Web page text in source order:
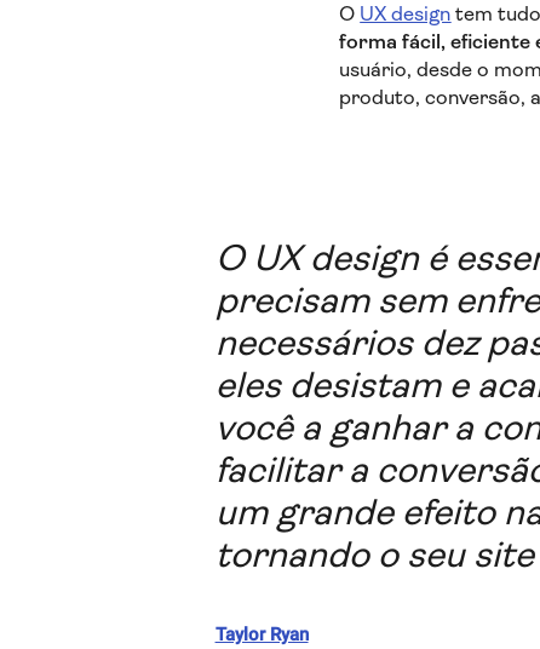
O UX design tem
forma fácil, eficiente
usuário, desde o
produto, conversão,
O UX design é
precisam sem
necessários dez
eles desistam e
você a ganhar a
facilitar a
um grande efeito
tornando o seu
Taylor Ryan